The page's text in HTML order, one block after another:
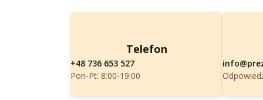
Telefon
+48 736 653 527
Pon-Pt: 8:00-19:00